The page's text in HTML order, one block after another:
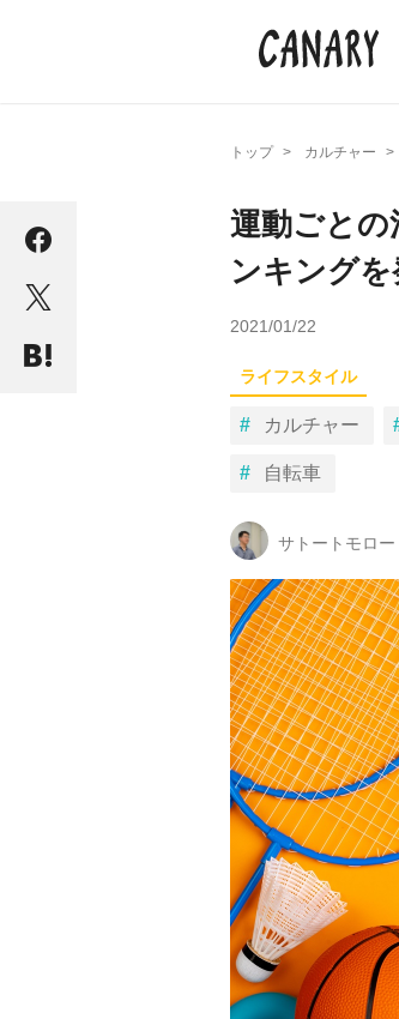
トップ カルチャー
運動ごとの
ンキングを
2021/01/22
ライフスタイル
カルチャー
自転車
サトートモロー